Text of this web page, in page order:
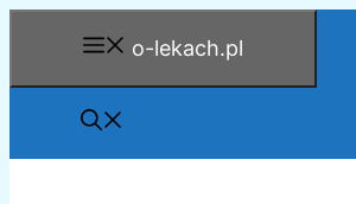
o-lekach.pl